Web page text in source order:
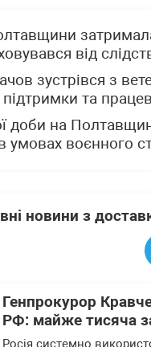
від
зустрівся з
підтримки та
доби на
в умовах воєнного
новини з
Генпрокурор
РФ: майже тисяча
Росія системно